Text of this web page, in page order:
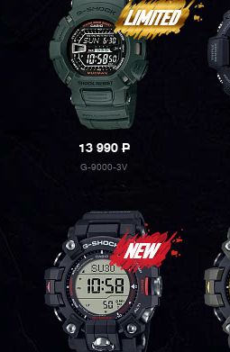
13 990P
G-9000-3V